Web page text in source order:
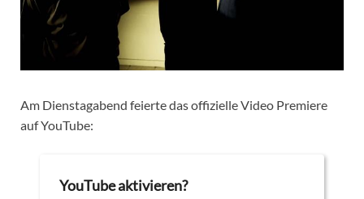
Am Dienstagabend feierte das offizielle Video Premiere
auf YouTube:
YouTube aktivieren?